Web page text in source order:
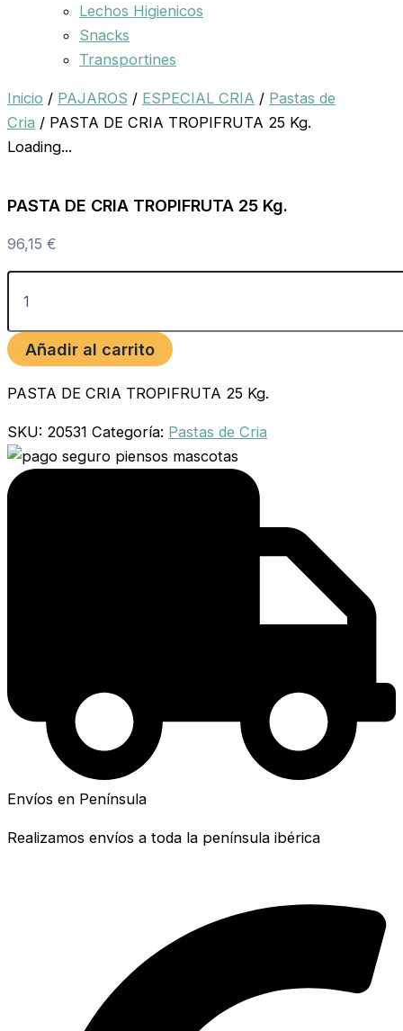
Lechos Higienicos
Snacks
Transportines
Inicio / PAJAROS / ESPECIAL CRIA / Pastas de
Cria / PASTA DE CRIA TROPIFRUTA 25 Kg.
Loading...
PASTA DE CRIA TROPIFRUTA 25 Kg.
96,15 €
Añadir al carrito
PASTA DE CRIA TROPIFRUTA 25 Kg.
SKU: 20531 Categoría: Pastas de Cria
Envíos en Península
Realizamos envíos a toda la península ibérica